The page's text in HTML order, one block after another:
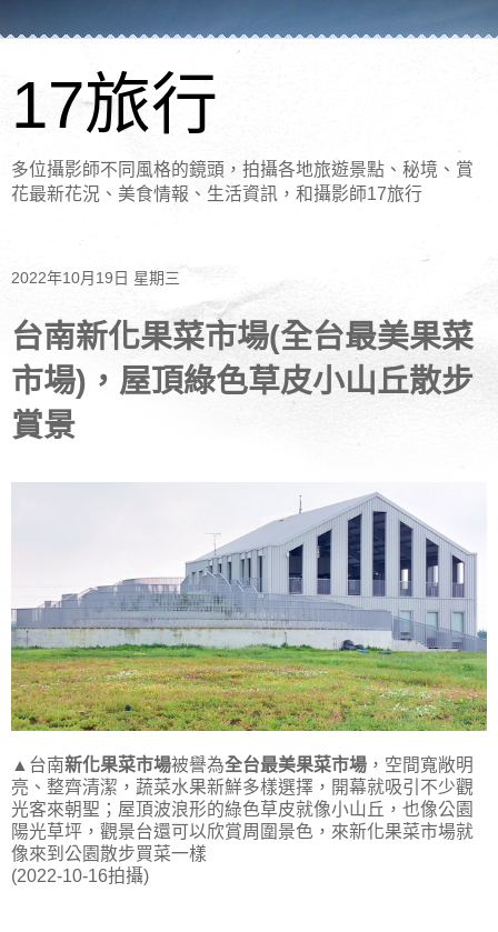
17旅行
多位攝影師不同風格的鏡頭，拍攝各地旅遊景點、秘境、賞
花最新花況、美食情報、生活資訊，和攝影師17旅行
2022年10月19日 星期三
台南新化果菜市場(全台最美果菜
市場)，屋頂綠色草皮小山丘散步
賞景
▲台南新化果菜市場被譽為全台最美果菜市場 ，空間寬敞明
亮、整齊清潔，蔬菜水果新鮮多樣選擇，開幕就吸引不少觀
光客來朝聖；屋頂波浪形的綠色草皮就像小山丘，也像公園
陽光草坪，觀景台還可以欣賞周圍景色，來新化果菜市場就
像來到公園散步買菜一樣
(2022-10-16拍攝)